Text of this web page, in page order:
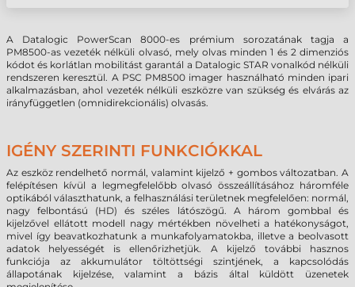
A Datalogic PowerScan 8000-es prémium sorozatának tagja a
PM8500-as vezeték nélküli olvasó, mely olvas minden 1 és 2 dimenziós
kódot és korlátlan mobilitást garantál a Datalogic STAR vonalkód nélküli
rendszeren keresztül. A PSC PM8500 imager használható minden ipari
alkalmazásban, ahol vezeték nélküli eszközre van szükség és elvárás az
irányfüggetlen (omnidirekcionális) olvasás.
IGÉNY SZERINTI FUNKCIÓKKAL
Az eszköz rendelhető normál, valamint kijelző + gombos változatban. A
felépítésen kívül a legmegfelelőbb olvasó összeállításához háromféle
optikából választhatunk, a felhasználási területnek megfelelően: normál,
nagy felbontású (HD) és széles látószögű. A három gombbal és
kijelzővel ellátott modell nagy mértékben növelheti a hatékonyságot,
mivel így beavatkozhatunk a munkafolyamatokba, illetve a beolvasott
adatok helyességét is ellenőrizhetjük. A kijelző további hasznos
funkciója az akkumulátor töltöttségi szintjének, a kapcsolódás
állapotának kijelzése, valamint a bázis által küldött üzenetek